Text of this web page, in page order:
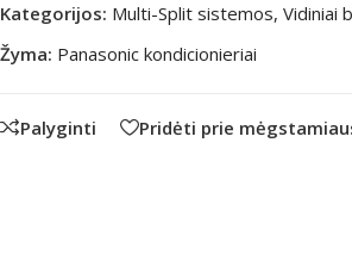
Kategorijos: Multi-Split sistemos, Vidiniai
Žyma: Panasonic kondicionieriai
Palyginti Pridėti prie